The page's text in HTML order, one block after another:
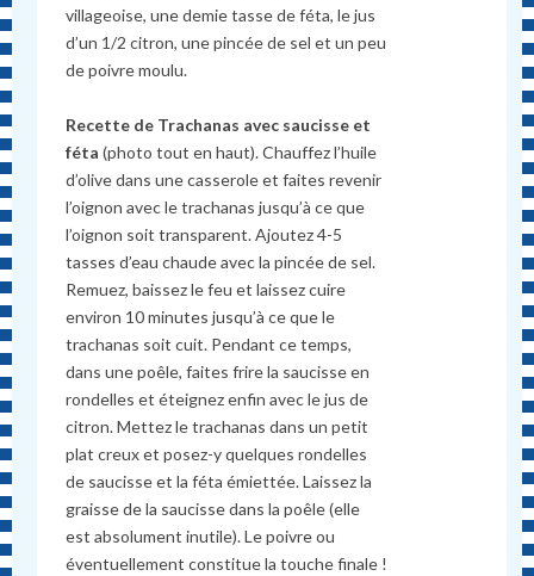
villageoise, une demie tasse de féta, le jus
d’un 1/2 citron, une pincée de sel et un peu
de poivre moulu.
Recette de Trachanas avec saucisse et
féta (photo tout en haut). Chauffez l’huile
d’olive dans une casserole et faites revenir
l’oignon avec le trachanas jusqu’à ce que
l’oignon soit transparent. Ajoutez 4-5
tasses d’eau chaude avec la pincée de sel.
Remuez, baissez le feu et laissez cuire
environ 10 minutes jusqu’à ce que le
trachanas soit cuit. Pendant ce temps,
dans une poêle, faites frire la saucisse en
rondelles et éteignez enfin avec le jus de
citron. Mettez le trachanas dans un petit
plat creux et posez-y quelques rondelles
de saucisse et la féta émiettée. Laissez la
graisse de la saucisse dans la poêle (elle
est absolument inutile). Le poivre ou
éventuellement constitue la touche finale !